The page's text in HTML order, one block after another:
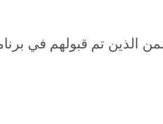
تم قبولهم في برنامج